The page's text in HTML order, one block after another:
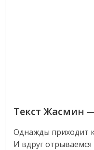
Текст Жасмин
Однажды приходит
И вдруг